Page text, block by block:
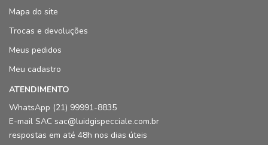
Mapa do site
Trocas e devoluções
Meus pedidos
Meu cadastro
ATENDIMENTO
WhatsApp (21) 99991-8835
E-mail SAC sac@luidgispecciale.com.br
respostas em até 48h nos dias úteis